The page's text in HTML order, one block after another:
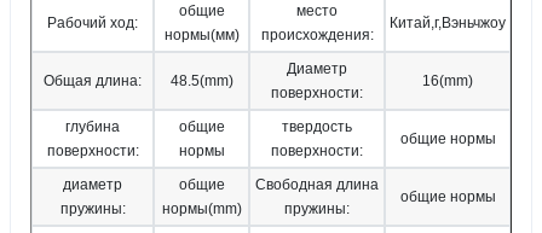
Рабочий ход:
общие
нормы(мм)
место
происхождения:
Китай,г,Вэньчжоу
Общая длина: 48.5(mm)
Диаметр
поверхности:
16(mm)
глубина
поверхности:
общие
нормы
твердость
поверхности:
общие нормы
диаметр
пружины:
общие
нормы(mm)
Свободная длина
пружины:
общие нормы